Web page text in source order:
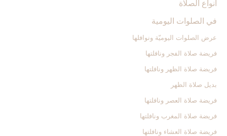
أنواع الصلاة
في الصلوات اليومية
عرض الصلوات اليوميّة ونوافلها
فريضة صلاة الفجر ونافلتها
فريضة صلاة الظهر ونافلتها
بديل صلاة الظهر
فريضة صلاة العصر ونافلتها
فريضة صلاة المغرب ونافلتها
فريضة صلاة العشاء ونافلتها